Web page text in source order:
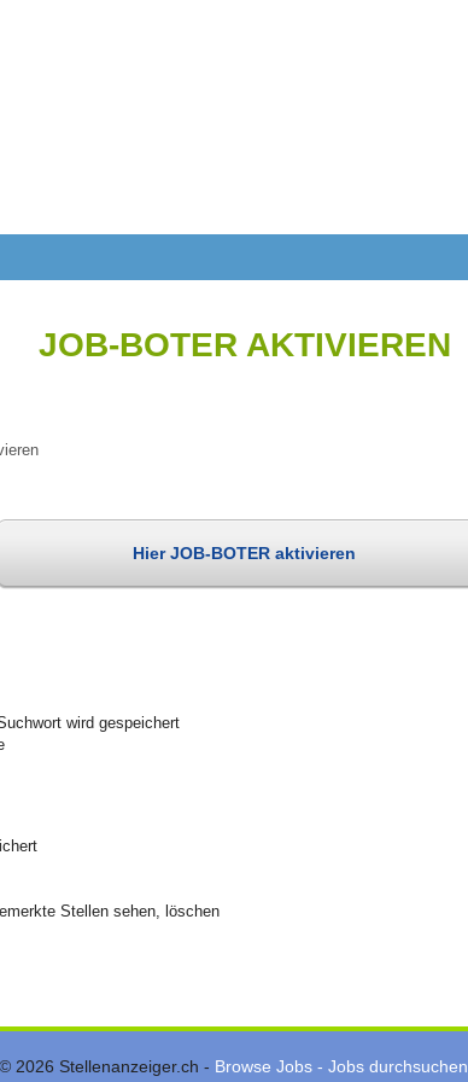
JOB-BOTER AKTIVIEREN
Hier JOB-BOTER aktivieren
wird gespeichert
Stellen sehen, löschen
© 2026 Stellenanzeiger.ch - Browse Jobs - Jobs durchsuchen